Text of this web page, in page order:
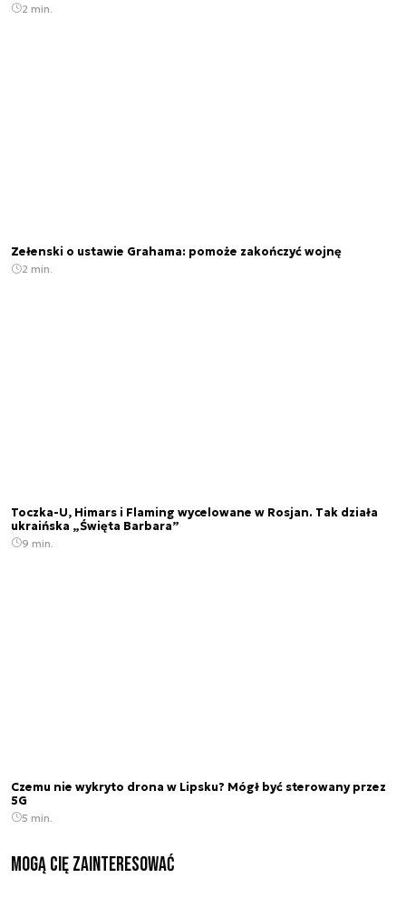
2 min.
Zełenski o ustawie Grahama: pomoże zakończyć wojnę
2 min.
Toczka-U, Himars i Flaming wycelowane w Rosjan. Tak działa
ukraińska „Święta Barbara”
9 min.
Czemu nie wykryto drona w Lipsku? Mógł być sterowany przez
5G
5 min.
Mogą Cię zainteresować